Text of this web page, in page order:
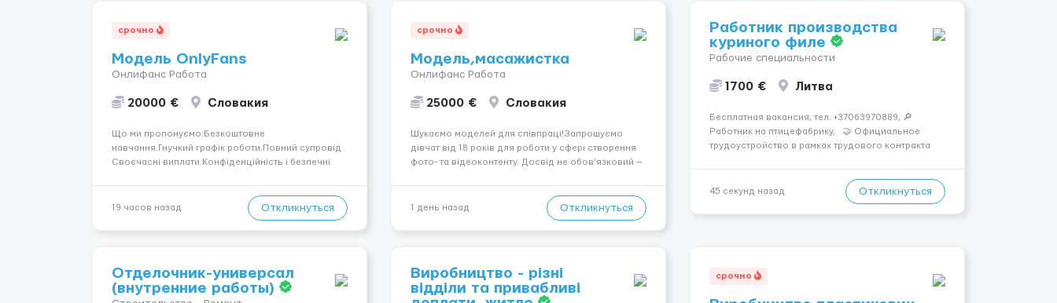
срочно
Модель OnlyFans
Онлифанс Работа
20000 € Словакия
Що ми пропонуємо:Безкоштовне
навчання.Гнучкий графік роботи.Повний супровід
Своєчасні виплати.Конфіденційність і безпечні
розвиватися.Досвід не обов’язковий.Якщо вас
зацікавила вакансія — залишайте відгук, і ми
зв’яжемося ...
19 часов назад Откликнуться
срочно
Модель,масажистка
Онлифанс Работа
25000 € Словакия
Шукаємо моделей для співпраці!Запрошуємо
дівчат від 18 років для роботи у сфері створення
фото- та відеоконтенту. Досвід не обов’язковий —
конфіденційність і професійну підтримку.
Працюємо офіційно, поважаємо особ...
1 день назад Откликнуться
Работник производства
куриного филе
Рабочие специальности
1700 € Литва
Бесплатная вакансия, тел. +37063970889, 🔎
Работник на птицефабрику, 🤝 Официальное
трудоустройство в рамках трудового контракта
45 секунд назад Откликнуться
Отделочник-универсал
(внутренние работы)
Виробництво - різні
відділи та привабливі
срочно